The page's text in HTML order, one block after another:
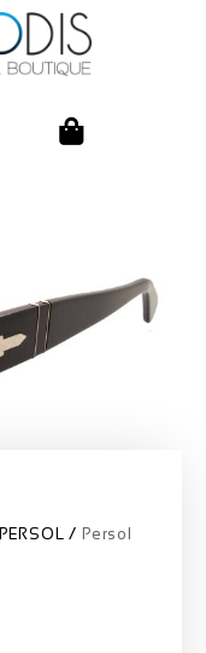
PERSOL
Persol